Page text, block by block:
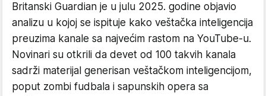
Britanski Guardian je u julu 2025. godine objavio
analizu u kojoj se ispituje kako veštačka inteligencija
preuzima kanale sa najvećim rastom na YouTube-u.
Novinari su otkrili da devet od 100 takvih kanala
sadrži materijal generisan veštačkom inteligencijom,
poput zombi fudbala i sapunskih opera sa